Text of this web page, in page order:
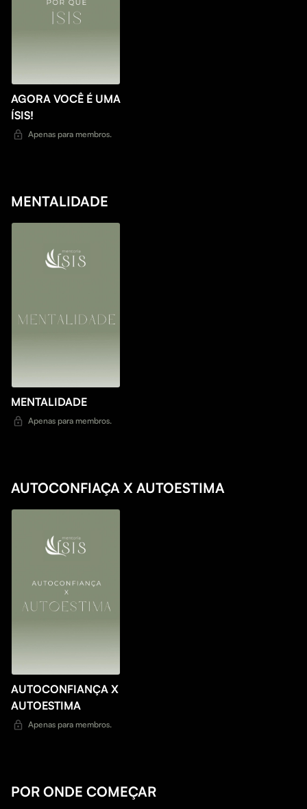
AGORA VOCÊ É UMA
ÍSIS!
Apenas para membros.
MENTALIDADE
MENTALIDADE
Apenas para membros.
AUTOCONFIAÇA X AUTOESTIMA
AUTOCONFIANÇA X
AUTOESTIMA
Apenas para membros.
POR ONDE COMEÇAR